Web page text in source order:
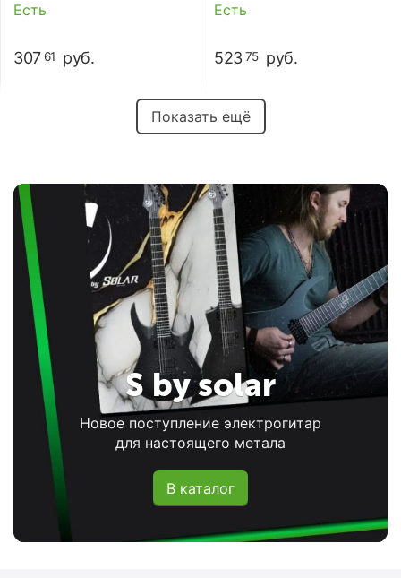
Есть
307 61 руб.
Есть
523 75 руб.
Показать ещё
S by solar
Новое поступление электрогитар
для настоящего метала
В каталог